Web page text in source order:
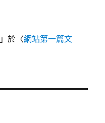
」於〈網站第一篇文